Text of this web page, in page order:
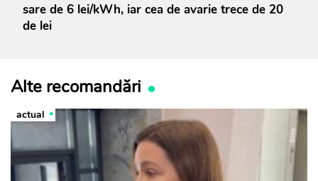
sare de 6 lei/kWh, iar cea de avarie trece de 20
de lei
Alte recomandări
actual